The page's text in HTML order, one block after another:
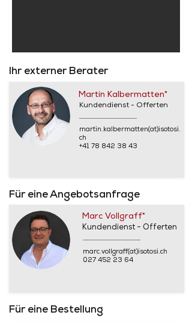
Ihr externer Berater
Martin Kalbermatten*
Kundendienst - Offerten
martin.kalbermatten(at)isotosi.
ch
+41 78 842 38 43
Für eine Angebotsanfrage
Marc Vollgraff*
Kundendienst - Offerten
marc.vollgraff(at)isotosi.ch
027 452 23 64
Für eine Bestellung